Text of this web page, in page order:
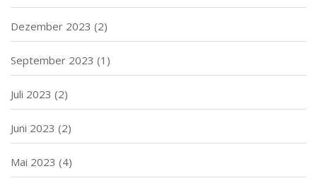
Dezember 2023 (2)
September 2023 (1)
Juli 2023 (2)
Juni 2023 (2)
Mai 2023 (4)